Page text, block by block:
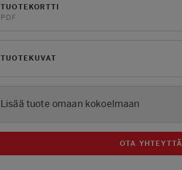
TUOTEKORTTI
PDF
TUOTEKUVAT
Lisää tuote omaan kokoelmaan
OTA YHTEYTTÄ